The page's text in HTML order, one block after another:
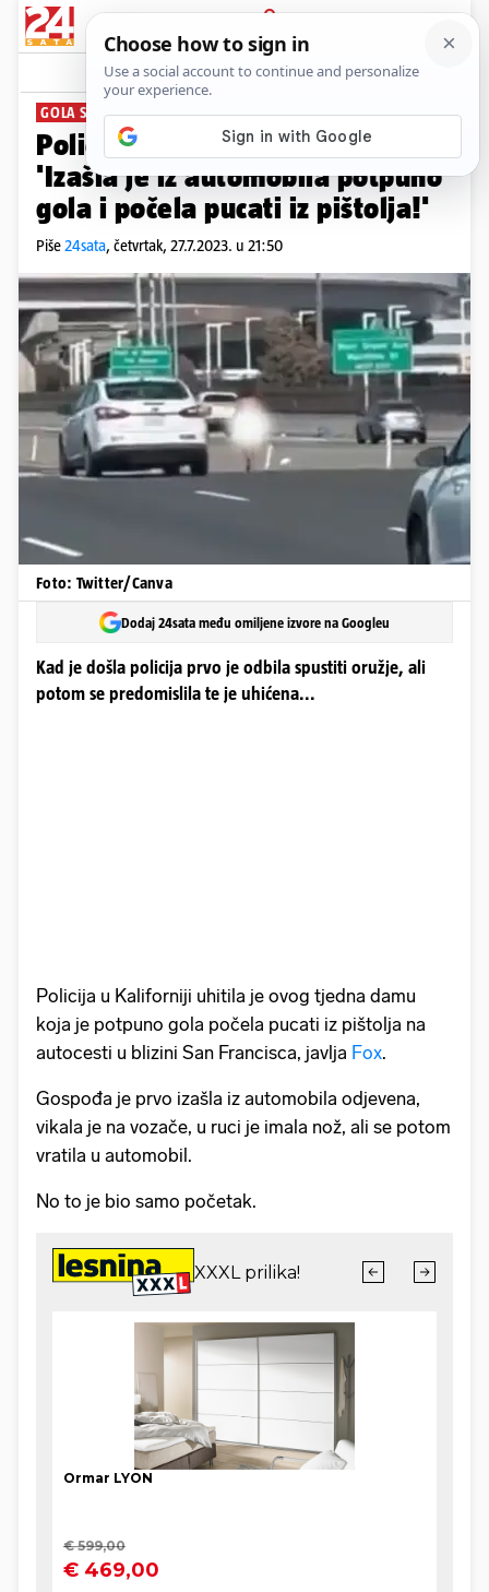
PRIJAVA
News Komentari
GOLA S PIŠTOLJEM
Policija uhitila ženu u SAD-u:
'Izašla je iz automobila potpuno
gola i počela pucati iz pištolja!'
Piše24sata, četvrtak, 27.7.2023. u 21:50
Foto: Twitter/Canva
Dodaj 24sata među omiljene izvore na Googleu
Kad je došla policija prvo je odbila spustiti oružje, ali
potom se predomislila te je uhićena...
Policija u Kaliforniji uhitila je ovog tjedna damu
koja je potpuno gola počela pucati iz pištolja na
autocesti u blizini San Francisca, javlja Fox.
Gospođa je prvo izašla iz automobila odjevena,
vikala je na vozače, u ruci je imala nož, ali se potom
vratila u automobil.
No to je bio samo početak.